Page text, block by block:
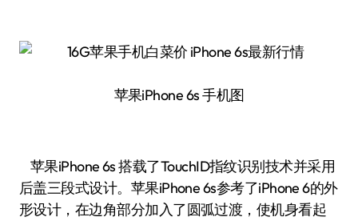
苹果iPhone 6s 手机图
苹果iPhone 6s 搭载了TouchID指纹识别技术并采用
后盖三段式设计。苹果iPhone 6s参考了iPhone 6的外
形设计，在边角部分加入了圆弧过渡，使机身看起